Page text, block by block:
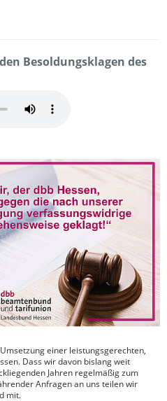
Besoldungsklagen des
einer leistungsgerechten,
Dass wir davon bislang weit
Jahren regelmäßig zum
Anfragen an uns teilen wir
mit.